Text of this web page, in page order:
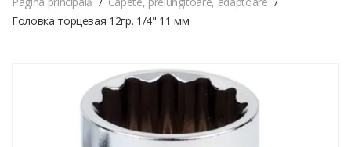
Головка торцевая 12гр. 1/4" 11 мм